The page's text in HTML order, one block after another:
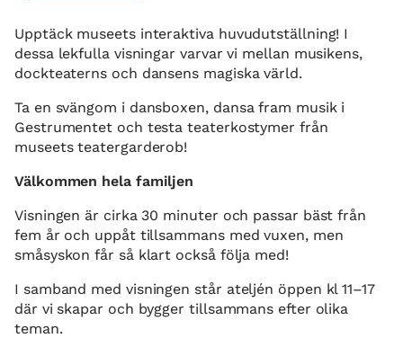
Upptäck museets interaktiva huvudutställning! I
dessa lekfulla visningar varvar vi mellan musikens,
dockteaterns och dansens magiska värld.
Ta en svängom i dansboxen, dansa fram musik i
Gestrumentet och testa teaterkostymer från
museets teatergarderob!
Välkommen hela familjen
Visningen är cirka 30 minuter och passar bäst från
fem år och uppåt tillsammans med vuxen, men
småsyskon får så klart också följa med!
I samband med visningen står ateljén öppen kl 11–17
där vi skapar och bygger tillsammans efter olika
teman.